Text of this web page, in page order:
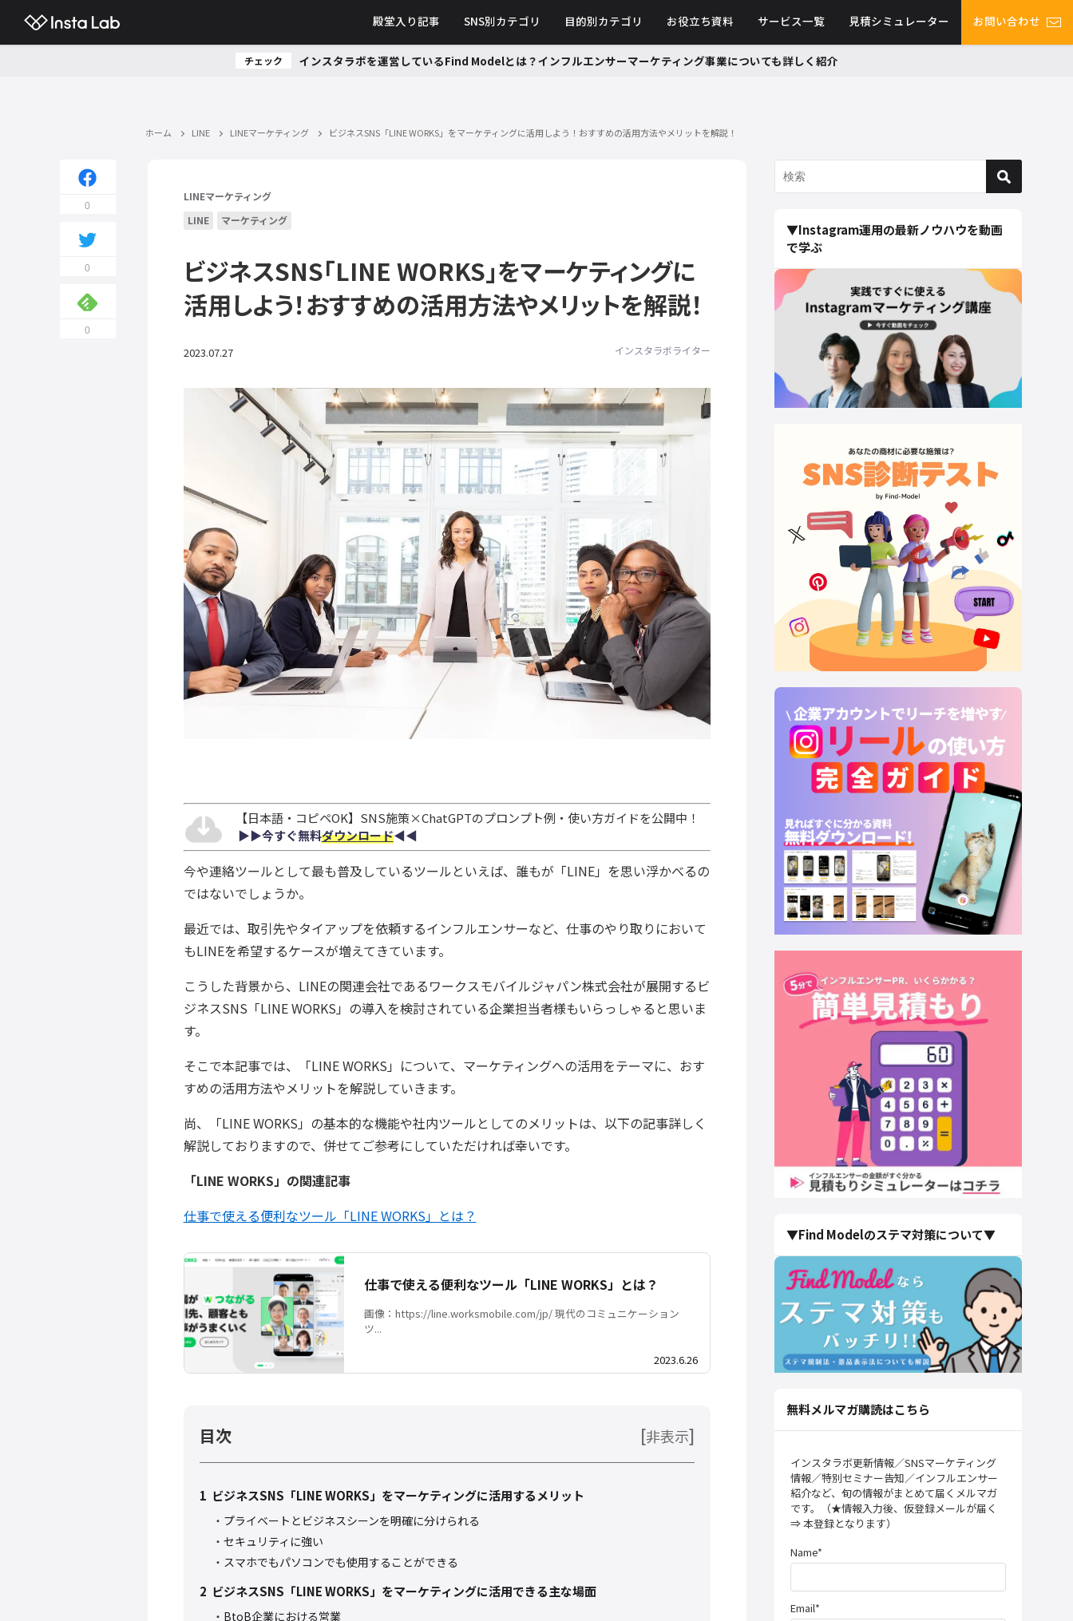
殿堂入り記事 SNS別カテゴリ 目的別カテゴリ お役立ち資料 サービス一覧 見積シミュレーター お問い合わせ
チェック インスタラボを運営しているFind Modelとは？インフルエンサーマーケティング事業についても詳しく紹介
ホーム LINE LINEマーケティング ビジネスSNS「LINE WORKS」をマーケティングに活用しよう！おすすめの活用方法やメリットを解説！
0
0
0
LINEマーケティング
LINE
マーケティング
ビジネスSNS「LINE WORKS」をマーケティングに
活用しよう！おすすめの活用方法やメリットを解説！
2023.07.27 インスタラボライター
【日本語・コピペOK】SNS施策×ChatGPTのプロンプト例・使い方ガイドを公開中！
▶︎▶︎今すぐ無料ダウンロード◀︎◀︎
今や連絡ツールとして最も普及しているツールといえば、誰もが「LINE」を思い浮かべるの
ではないでしょうか。
最近では、取引先やタイアップを依頼するインフルエンサーなど、仕事のやり取りにおいて
もLINEを希望するケースが増えてきています。
こうした背景から、LINEの関連会社であるワークスモバイルジャパン株式会社が展開するビ
ジネスSNS「LINE WORKS」の導入を検討されている企業担当者様もいらっしゃると思いま
す。
そこで本記事では、「LINE WORKS」について、マーケティングへの活用をテーマに、おす
すめの活用方法やメリットを解説していきます。
尚、「LINE WORKS」の基本的な機能や社内ツールとしてのメリットは、以下の記事詳しく
解説しておりますので、併せてご参考にしていただければ幸いです。
「LINE WORKS」の関連記事
仕事で使える便利なツール「LINE WORKS」とは？
仕事で使える便利なツール「LINE WORKS」とは？
2023.6.26
画像：https://line.worksmobile.com/jp/ 現代のコミュニケーション
ツ...
目次 [非表示]
1 ビジネスSNS「LINE WORKS」をマーケティングに活用するメリット
プライベートとビジネスシーンを明確に分けられる
セキュリティに強い
スマホでもパソコンでも使用することができる
2 ビジネスSNS「LINE WORKS」をマーケティングに活用できる主な場面
BtoB企業における営業
▼Instagram運用の最新ノウハウを動画
で学ぶ
▼Find Modelのステマ対策について▼
無料メルマガ購読はこちら
インスタラボ更新情報／SNSマーケティング
情報／特別セミナー告知／インフルエンサー
紹介など、旬の情報がまとめて届くメルマガ
です。（★情報入力後、仮登録メールが届く
⇒ 本登録となります）
Name*
Email*